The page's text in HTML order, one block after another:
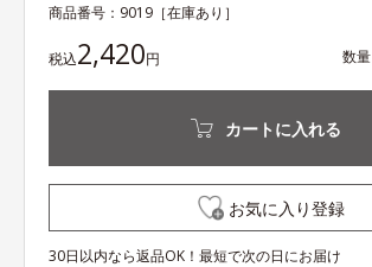
商品番号： 9019 ［在庫あり］
税込2,420円 数量
カートに入れる
お気に入り登録
30日以内なら返品OK！最短で次の日にお届け